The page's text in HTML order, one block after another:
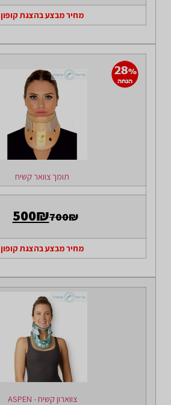
מחיר מבצע בהצגת קופון
תומך צוואר קשיח
500₪700₪
מחיר מבצע בהצגת קופון
צווארון קשיח - ASPEN